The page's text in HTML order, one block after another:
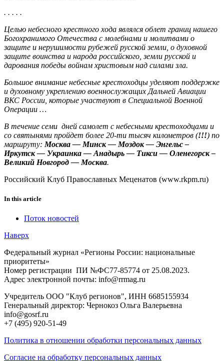
. . . . .
Целью небесного крестного хода являлся облет границ нашего
Богохранимого Отечества с молебнами и молитвами о
защите и нерушимости рубежей русской земли, о духовной
защите воинства и народа российского, земли русской и
дарования победы войнам христовым над силами зла.
Большое внимание небесные крестоходцы уделяют поддержке
и духовному укреплению военнослужащих Дальней Авиации
ВКС России, которые участвуют в Специальной Военной
Операции …
В течение семи дней самолет с небесными крестоходцами и
со святынями пройдет более 20-ти тысяч километров (!!!) по
маршруту: Москва — Минск — Моздок — Энгельс –
Иркутск — Украинка — Анадырь — Тикси — Оленегорск –
Великий Новгород — Москва.
Российский Клуб Православных Меценатов (www.rkpm.ru)
In this article
Поток новостей
Наверх
Федеральный журнал «Регионы России: национальные
приоритеты»
Номер регистрации ПИ №ФС77-85774 от 25.08.2023.
Адрес электронной почты: info@rrmag.ru
Учредитель ООО "Клуб регионов", ИНН 6685155934
Генеральный директор: Чернокоз Ольга Валерьевна
info@gosrf.ru
+7 (495) 920-51-49
Политика в отношении обработки персональных данных
Согласие на обработку персональных данных